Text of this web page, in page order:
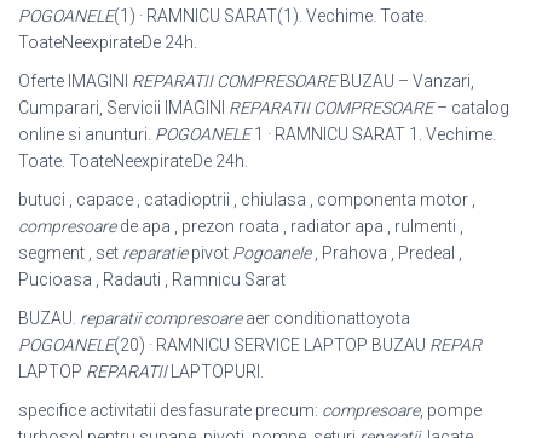
POGOANELE(1) · RAMNICU SARAT(1). Vechime. Toate.
ToateNeexpirateDe 24h.
Oferte IMAGINI REPARATII COMPRESOAREBUZAU – Vanzari,
Cumparari, Servicii IMAGINI REPARATII COMPRESOARE– catalog
online si anunturi. POGOANELE1 · RAMNICU SARAT 1. Vechime.
Toate. ToateNeexpirateDe 24h.
butuci , capace , catadioptrii , chiulasa , componenta motor ,
compresoarede apa , prezon roata , radiator apa , rulmenti ,
segment , set reparatiepivot Pogoanele, Prahova , Predeal ,
Pucioasa , Radauti , Ramnicu Sarat
BUZAU. reparatii compresoareaer conditionattoyota
POGOANELE(20) · RAMNICU SERVICE LAPTOP BUZAU REPAR
LAPTOP REPARATIILAPTOPURI.
specifice activitatii desfasurate precum: compresoare, pompe